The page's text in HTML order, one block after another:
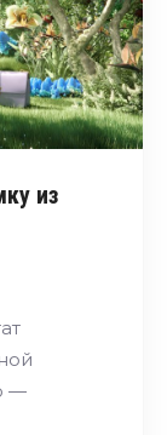
из
—